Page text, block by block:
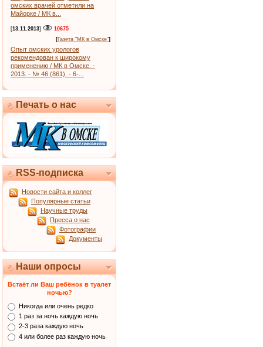
омских врачей отметили на
Майорке / МК в...
[13.11.2013]
10675
[Газета "МК в Омске"]
Опыт омских урологов
рекомендован к широкому
применению / МК в Омске. -
2013. - № 46 (861). - 6-...
Печать о нас
RSS-подписка
Новости сайта и коллег
Популярные статьи
Научные труды
Пресса о нас
Фотографии
Документы
Наши опросы
Встаёт ли Ваш ребёнок в туалет
ночью?
Никогда или очень редко
1 раз за ночь каждую ночь
2-3 раза каждую ночь
4 или более раз каждую ночь